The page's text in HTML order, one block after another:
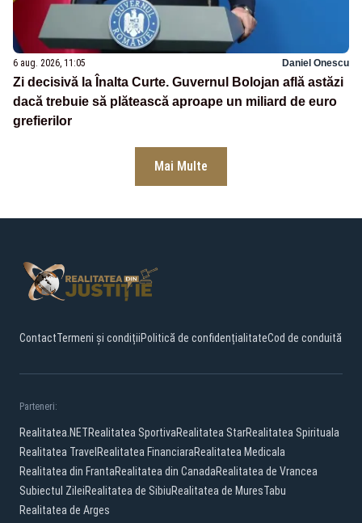
6 aug. 2026, 11:05 Daniel Onescu
Zi decisivă la Înalta Curte. Guvernul Bolojan află astăzi
dacă trebuie să plătească aproape un miliard de euro
grefierilor
Mai Multe
ContactTermeni și condițiiPolitică de confidențialitateCod de conduită
Parteneri:
Realitatea.NETRealitatea SportivaRealitatea StarRealitatea Spirituala
Realitatea Travel Realitatea FinanciaraRealitatea Medicala
Realitatea din FrantaRealitatea din CanadaRealitatea de Vrancea
Subiectul ZileiRealitatea de SibiuRealitatea de MuresTabu
Realitatea de Arges